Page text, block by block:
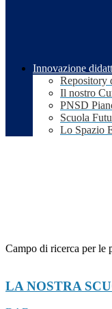
Innovazione
Repository
Il nostro
PNSD
Scuola
Lo Spazio
Campo di ricerca per le
LA NOSTRA